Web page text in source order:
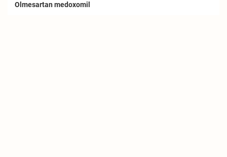
Olmesartan medoxomil